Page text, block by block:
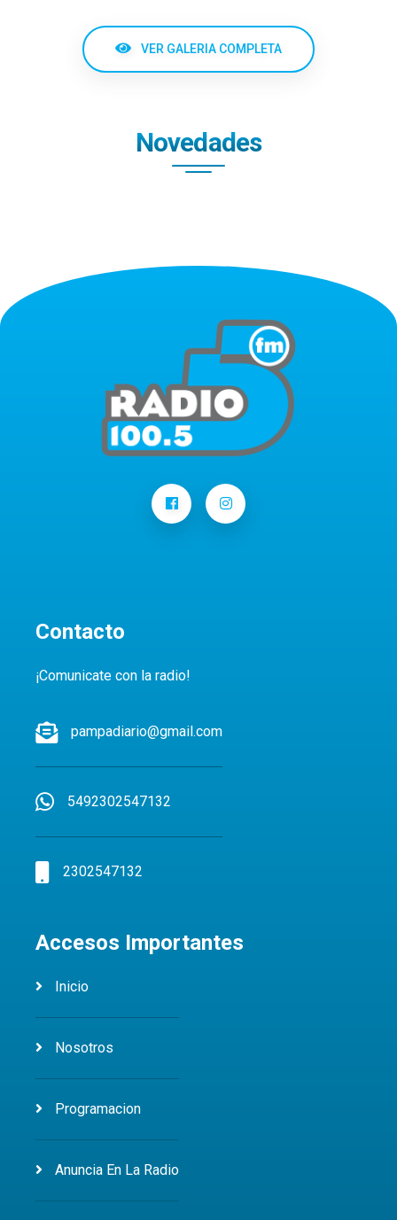
VER GALERIA COMPLETA
Novedades
Contacto
¡Comunicate con la radio!
pampadiario@gmail.com
5492302547132
2302547132
Accesos Importantes
Inicio
Nosotros
Programacion
Anuncia En La Radio